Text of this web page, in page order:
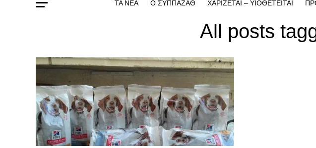
ΤΑ ΝΕΑ Ο ΣΥΠΠΑΖΑΘ ΧΑΡΙΖΕΤΑΙ – ΥΙΟΘΕΤΕΙΤΑΙ
All posts